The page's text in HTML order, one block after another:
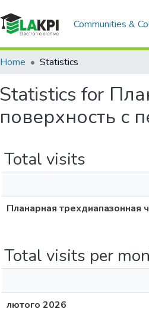
Communities &
Home Statistics
Statistics for
поверхность с
Total visits
Планарная трехдиапазонная
Total visits per
лютого 2026